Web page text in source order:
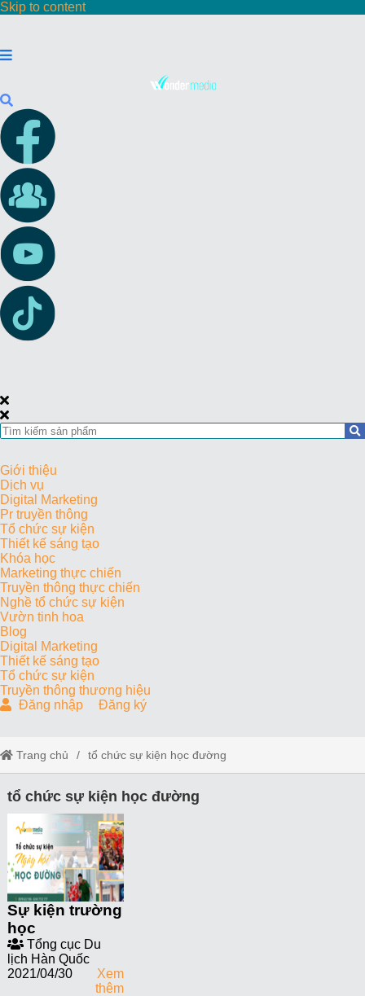
Skip to content
Giới thiệu
Dịch vụ
Digital Marketing
Pr truyền thông
Tổ chức sự kiện
Thiết kế sáng tạo
Khóa học
Marketing thực chiến
Truyền thông thực chiến
Nghề tổ chức sự kiện
Vườn tinh hoa
Blog
Digital Marketing
Thiết kế sáng tạo
Tổ chức sự kiện
Truyền thông thương hiệu
Đăng nhập
Đăng ký
Trang chủ tổ chức sự kiện học đường
tổ chức sự kiện học đường
Sự kiện trường
học
Tổng cục Du
lịch Hàn Quốc
2021/04/30
Xem
thêm